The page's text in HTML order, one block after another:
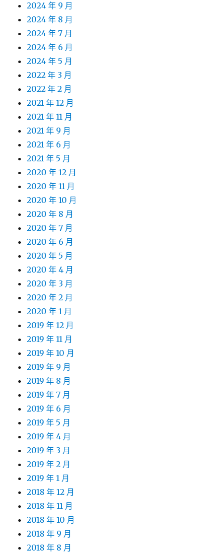
2024 年 9 月
2024 年 8 月
2024 年 7 月
2024 年 6 月
2024 年 5 月
2022 年 3 月
2022 年 2 月
2021 年 12 月
2021 年 11 月
2021 年 9 月
2021 年 6 月
2021 年 5 月
2020 年 12 月
2020 年 11 月
2020 年 10 月
2020 年 8 月
2020 年 7 月
2020 年 6 月
2020 年 5 月
2020 年 4 月
2020 年 3 月
2020 年 2 月
2020 年 1 月
2019 年 12 月
2019 年 11 月
2019 年 10 月
2019 年 9 月
2019 年 8 月
2019 年 7 月
2019 年 6 月
2019 年 5 月
2019 年 4 月
2019 年 3 月
2019 年 2 月
2019 年 1 月
2018 年 12 月
2018 年 11 月
2018 年 10 月
2018 年 9 月
2018 年 8 月